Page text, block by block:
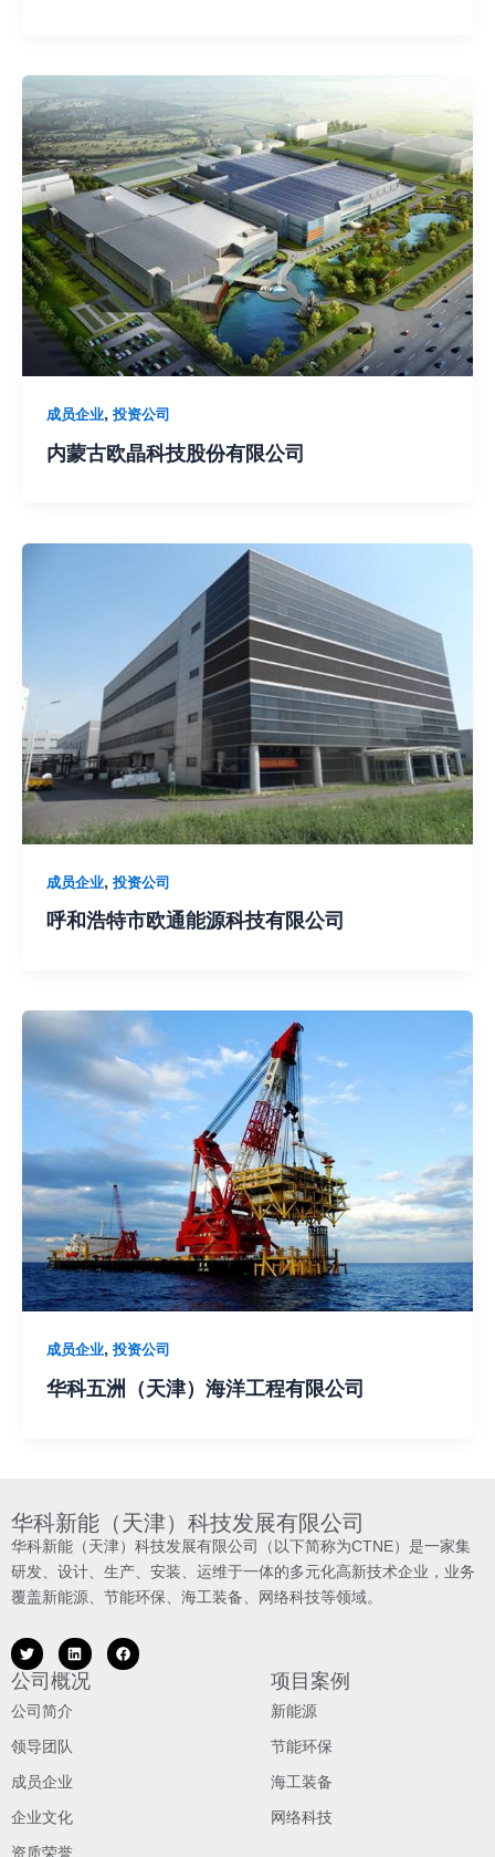
成员企业, 投资公司
内蒙古欧晶科技股份有限公司
成员企业, 投资公司
呼和浩特市欧通能源科技有限公司
成员企业, 投资公司
华科五洲（天津）海洋工程有限公司
华科新能（天津）科技发展有限公司
华科新能（天津）科技发展有限公司（以下简称为CTNE）是一家集
研发、设计、生产、安装、运维于一体的多元化高新技术企业，业务
覆盖新能源、节能环保、海工装备、网络科技等领域。
公司概况
公司简介
领导团队
成员企业
企业文化
资质荣誉
项目案例
新能源
节能环保
海工装备
网络科技